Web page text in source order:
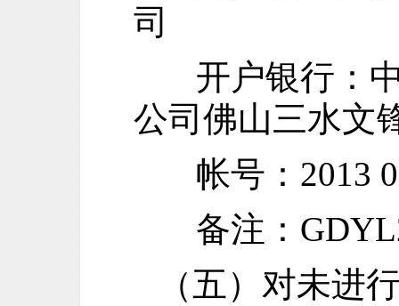
司
开户银行：
公司佛山三水文
帐号： 2013
备注 ：
（五）对未进